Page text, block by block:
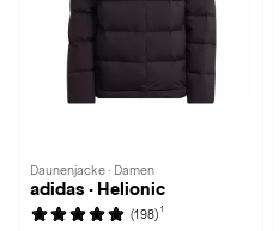
Daunenjacke · Damen
adidas · Helionic
(198) 1